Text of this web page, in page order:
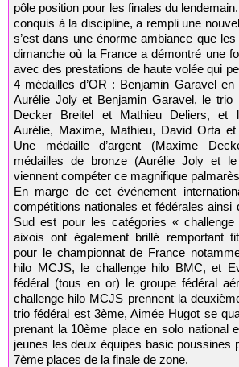
pôle position pour les finales du
conquis à la discipline, a rempli une
s’est dans une énorme ambiance que
dimanche où la France a démontré une
avec des prestations de haute volée qui
4 médailles d’OR : Benjamin Garavel
Aurélie Joly et Benjamin Garavel, le trio
Decker Breitel et Mathieu Deliers, et
Aurélie, Maxime, Mathieu, David Orta et
Une médaille d’argent (Maxime
médailles de bronze (Aurélie Joly et le
viennent compéter ce magnifique
En marge de cet événement
compétitions nationales et fédérales ainsi
Sud est pour les catégories «
aixois ont également brillé remportant
pour le championnat de France
hilo MCJS, le challenge hilo BMC, et
fédéral (tous en or) le groupe fédéral
challenge hilo MCJS prennent la
trio fédéral est 3ème, Aimée Hugot se
prenant la 10ème place en solo national
jeunes les deux équipes basic poussines
7ème places de la finale de zone.